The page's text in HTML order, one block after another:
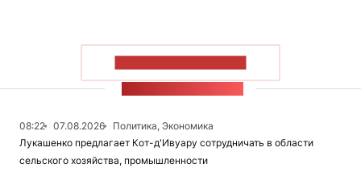
08:22 07.08.2026
Политика, Экономика
Лукашенко предлагает Кот-д'Ивуару сотрудничать в области
сельского хозяйства, промышленности